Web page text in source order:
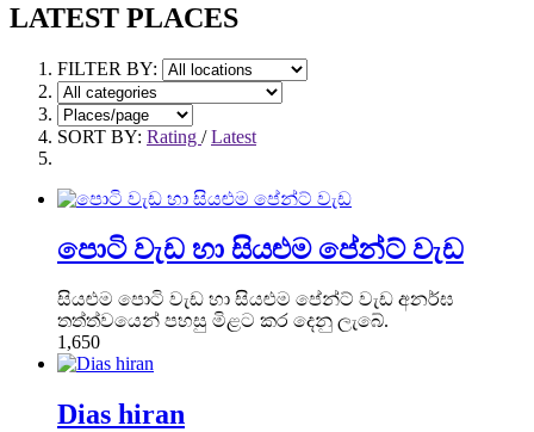
LATEST PLACES
FILTER BY:
SORT BY: Rating /Latest
පොටි වැඩ හා සියළුම පේන්ට් වැඩ
සියළුම පොටි වැඩ හා සියළුම පේන්ට් වැඩ අනර්ඝ
තත්ත්වයෙන් පහසු මිළට කර දෙනු ලැබේ.
1,650
Dias hiran